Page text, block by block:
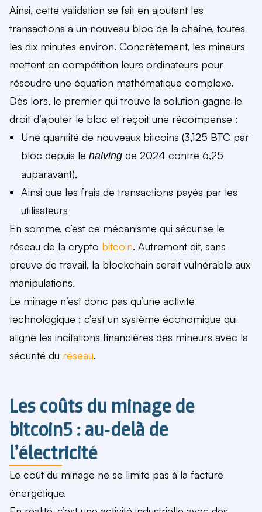
Ainsi, cette validation se fait en ajoutant les
transactions à un nouveau bloc de la chaîne, toutes
les dix minutes environ. Concrètement, les mineurs
mettent en compétition leurs ordinateurs pour
résoudre une équation mathématique complexe.
Dès lors, le premier qui trouve la solution gagne le
droit d’ajouter le bloc et reçoit une récompense :
Une quantité de nouveaux bitcoins (3,125 BTC par
bloc depuis le halving de 2024 contre 6,25
auparavant),
Ainsi que les frais de transactions payés par les
utilisateurs
En somme, c’est ce mécanisme qui sécurise le
réseau de la crypto bitcoin. Autrement dit, sans
preuve de travail, la blockchain serait vulnérable aux
manipulations.
Le minage n’est donc pas qu’une activité
technologique : c’est un système économique qui
aligne les incitations financières des mineurs avec la
sécurité du réseau.
Les coûts du minage de
bitcoin5 : au‑delà de
l’électricité
Le coût du minage ne se limite pas à la facture
énergétique.